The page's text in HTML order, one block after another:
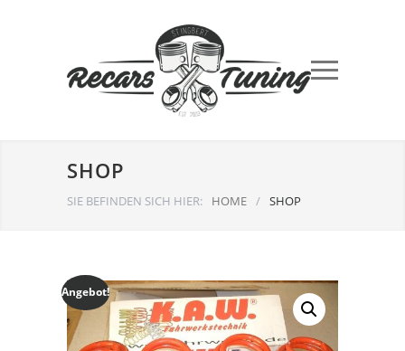
SHOP
SIE BEFINDEN SICH HIER: HOME / SHOP
Angebot!